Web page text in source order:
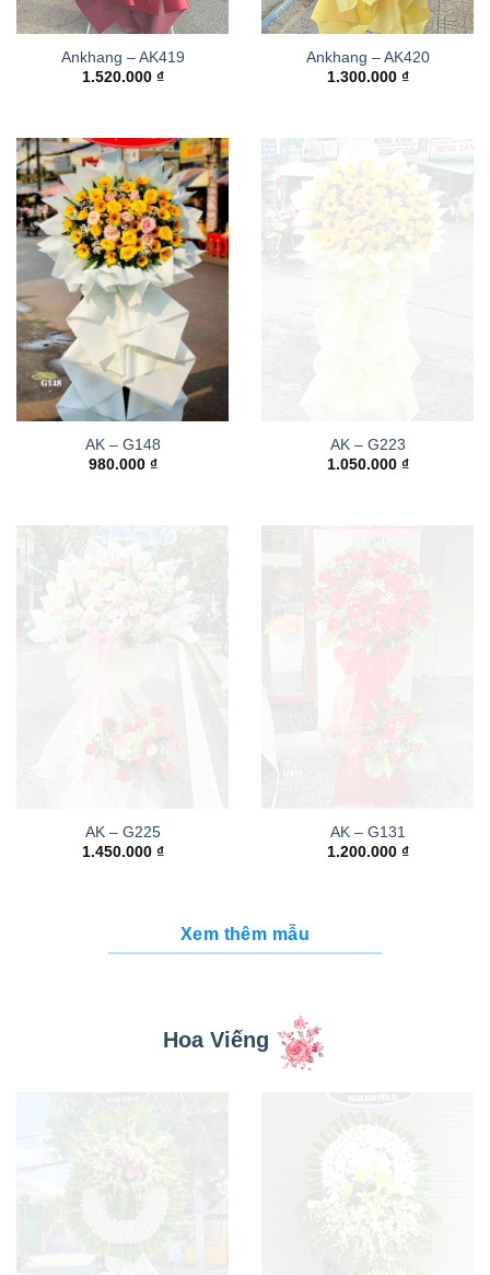
Ankhang – AK419
1.520.000 ₫
Ankhang – AK420
1.300.000 ₫
AK – G148
980.000 ₫
AK – G223
1.050.000 ₫
AK – G225
1.450.000 ₫
AK – G131
1.200.000 ₫
Xem thêm mẫu
Hoa Viếng